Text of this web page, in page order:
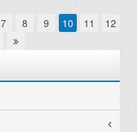
7 8 9 10 11
12